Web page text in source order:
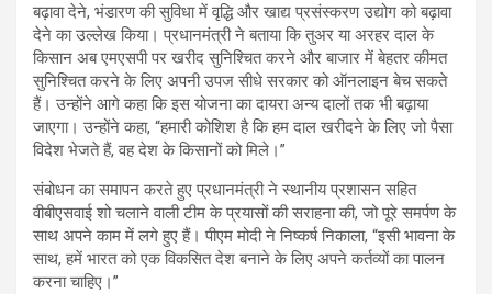
बढ़ावा देने, भंडारण की सुविधा में वृद्धि और खाद्य प्रसंस्करण उद्योग को बढ़ावा
देने का उल्लेख किया। प्रधानमंत्री ने बताया कि तुअर या अरहर दाल के
किसान अब एमएसपी पर खरीद सुनिश्चित करने और बाजार में बेहतर कीमत
सुनिश्चित करने के लिए अपनी उपज सीधे सरकार को ऑनलाइन बेच सकते
हैं। उन्होंने आगे कहा कि इस योजना का दायरा अन्य दालों तक भी बढ़ाया
जाएगा। उन्होंने कहा, “हमारी कोशिश है कि हम दाल खरीदने के लिए जो पैसा
विदेश भेजते हैं, वह देश के किसानों को मिले।”
संबोधन का समापन करते हुए प्रधानमंत्री ने स्थानीय प्रशासन सहित
वीबीएसवाई शो चलाने वाली टीम के प्रयासों की सराहना की, जो पूरे समर्पण के
साथ अपने काम में लगे हुए हैं। पीएम मोदी ने निष्कर्ष निकाला, “इसी भावना के
साथ, हमें भारत को एक विकसित देश बनाने के लिए अपने कर्तव्यों का पालन
करना चाहिए।”